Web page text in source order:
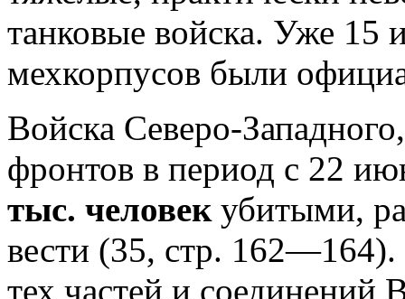
танковые войска. Уже 15
мехкорпусов были
Войска Северо-
фронтов в период с 22
тыс. человек убитыми,
вести (35, стр.
тех частей и соединений